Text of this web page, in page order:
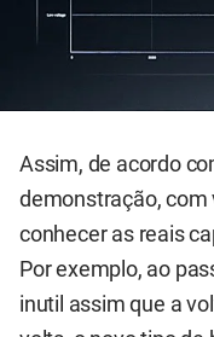
Assim, de acordo
demonstração, com
conhecer as reais
Por exemplo, ao
inutil assim que a